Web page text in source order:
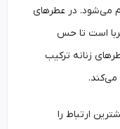
در عطرهای
تا حس
زنانه ترکیب
را